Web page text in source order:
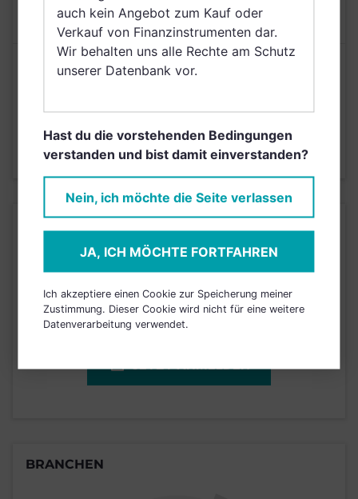
KOSTEN
1,75%
Risikoeinstufung laut Anbieter (KID)
4
Stand 29.02.2020
Einfach und kostenlos
registrieren, um dieses Feature
freizuschalten.
BRANCHEN
auch kein Angebot zum Kauf oder
Verkauf von Finanzinstrumenten dar.
Wir behalten uns alle Rechte am Schutz
unserer Datenbank vor.
Hast du die vorstehenden Bedingungen
verstanden und bist damit einverstanden?
Nein, ich möchte die Seite verlassen
JA, ICH MÖCHTE FORTFAHREN
Ich akzeptiere einen Cookie zur Speicherung meiner
Zustimmung. Dieser Cookie wird nicht für eine weitere
Datenverarbeitung verwendet.